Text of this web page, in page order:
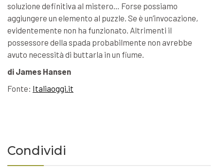
soluzione definitiva al mistero… Forse possiamo
aggiungere un elemento al puzzle. Se è un’invocazione,
evidentemente non ha funzionato. Altrimenti il
possessore della spada probabilmente non avrebbe
avuto necessità di buttarla in un fiume.
di James Hansen
Fonte: Italiaoggi.it
Condividi